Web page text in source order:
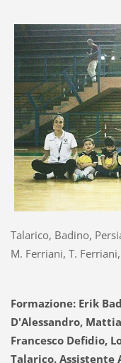
Talarico, Badino,
M. Ferriani, T.
Formazione: Erik
D'Alessandro,
Francesco Defidio,
Talarico. Assistente